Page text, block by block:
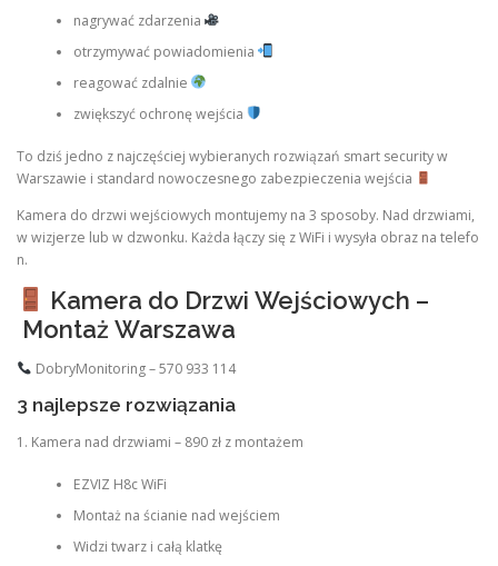
nagrywać zdarzenia
otrzymywać powiadomienia
reagować zdalnie
zwiększyć ochronę wejścia
To dziś jedno z najczęściej wybieranych rozwiązań smart security w
Warszawie i standard nowoczesnego zabezpieczenia wejścia
Kamera do drzwi wejściowych montujemy na 3 sposoby. Nad drzwiami,
w wizjerze lub w dzwonku. Każda łączy się z WiFi i wysyła obraz na telefo
n.
Kamera do Drzwi Wejściowych –
Montaż Warszawa
DobryMonitoring – 570 933 114
3 najlepsze rozwiązania
1. Kamera nad drzwiami – 890 zł z montażem
EZVIZ H8c WiFi
Montaż na ścianie nad wejściem
Widzi twarz i całą klatkę